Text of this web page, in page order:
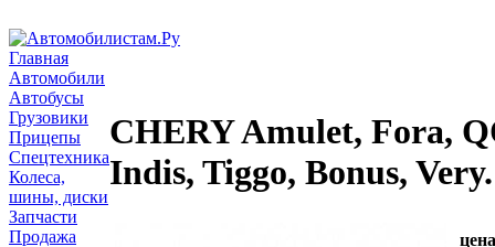
Главная
Автомобили
Автобусы
Грузовики
Прицепы
Спецтехника
Колеса,
шины, диски
Запчасти
Продажа
CHERY Amulet, Fora,
Indis, Tiggo, Bonus, Very.